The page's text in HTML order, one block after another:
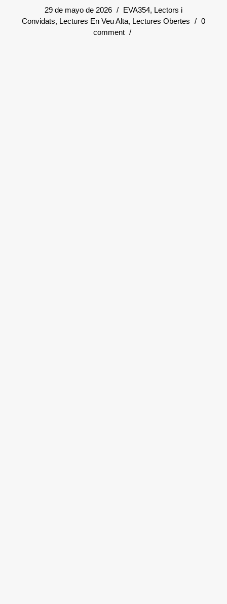
29 de mayo de 2026 / EVA354, Lectors i
Convidats, Lectures En Veu Alta, Lectures Obertes / 0
comment /